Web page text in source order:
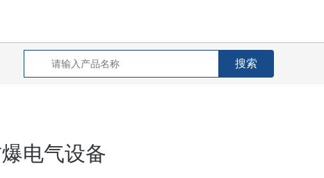
电气设备